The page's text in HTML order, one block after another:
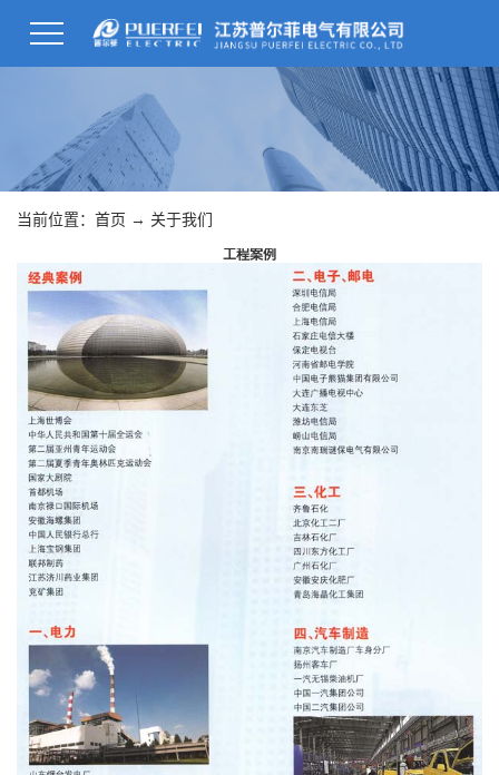
当前位置： 首页 → 关于我们
工程案例